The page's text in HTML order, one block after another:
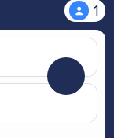
1